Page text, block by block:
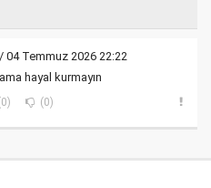
/ 04 Temmuz 2026 22:22
hayal kurmayın
(0)